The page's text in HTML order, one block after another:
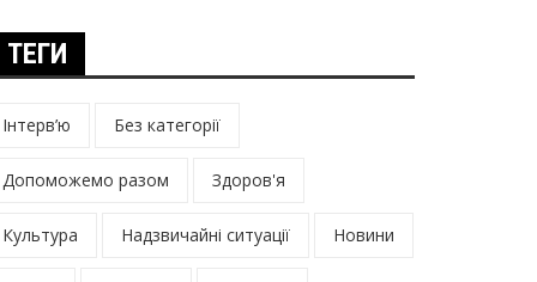
ТЕГИ
Інтерв’ю Без категорії
Допоможемо разом Здоров'я
Культура Надзвичайні ситуації Новини